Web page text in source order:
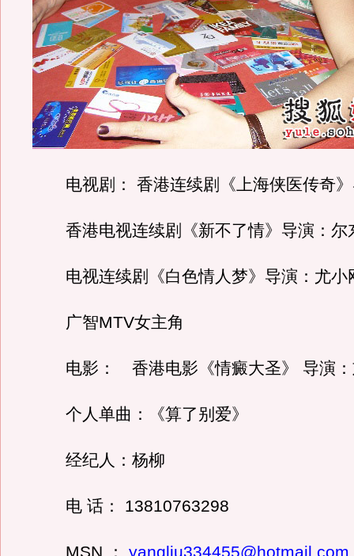
电视剧： 香港连续剧《上海侠医传奇》
香港电视连续剧《新不了情》导演：尔
电视连续剧《白色情人梦》导演：尤小
广智MTV女主角
电影： 香港电影《情癜大圣》 导演：
个人单曲：《算了别爱》
经纪人：杨柳
电 话： 13810763298
MSN ： yangliu334455@hotmail.com